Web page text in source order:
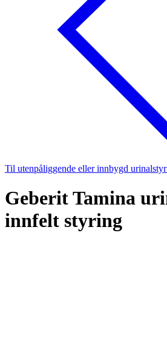
Til utenpåliggende eller innbygd
Geberit Tamina
innfelt styring